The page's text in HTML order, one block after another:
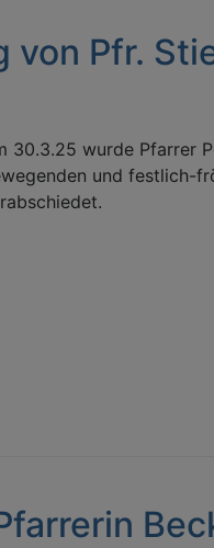
von Pfr.
30.3.25 wurde Pfarrer
und festlich-